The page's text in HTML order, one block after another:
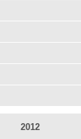
2012